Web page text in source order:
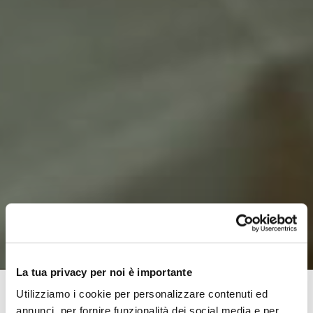
La tua privacy per noi è importante
Utilizziamo i cookie per personalizzare contenuti ed